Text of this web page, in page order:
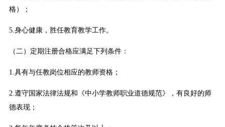
格）；
5.身心健康，胜任教育教学工作。
（二）定期注册合格应满足下列条件：
1.具有与任教岗位相应的教师资格；
2.遵守国家法律法规和《中小学教师职业道德规范》，有良好的师
德表现；